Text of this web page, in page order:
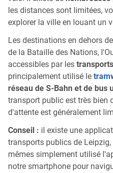
les distances sont limitées,
explorer la ville en louant un
Les destinations en dehors
de la Bataille des Nations,
accessibles par les
principalement utilisé le
réseau de S-Bahn et de bus
transport public est très bien
d'attente est généralement
Conseil : il existe une
transports publics de
mêmes simplement utilisé
notre smartphone pour